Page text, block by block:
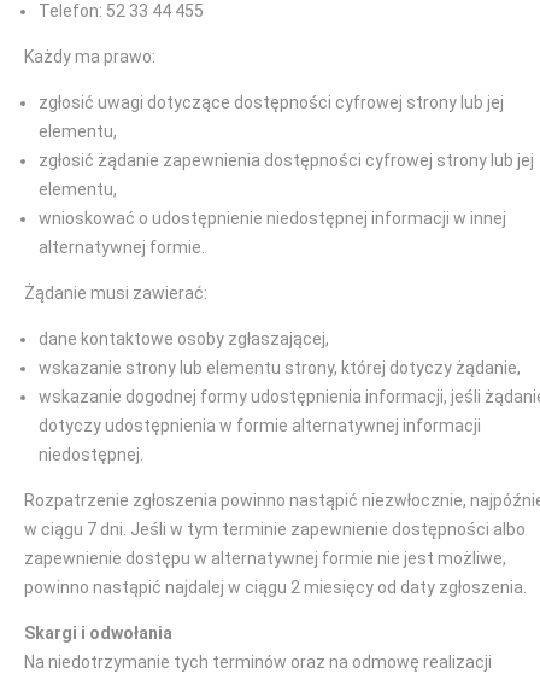
Telefon: 52 33 44 455
Każdy ma prawo:
zgłosić uwagi dotyczące dostępności cyfrowej strony lub jej
elementu,
zgłosić żądanie zapewnienia dostępności cyfrowej strony lub jej
elementu,
wnioskować o udostępnienie niedostępnej informacji w innej
alternatywnej formie.
Żądanie musi zawierać:
dane kontaktowe osoby zgłaszającej,
wskazanie strony lub elementu strony, której dotyczy żądanie,
wskazanie dogodnej formy udostępnienia informacji, jeśli
dotyczy udostępnienia w formie alternatywnej informacji
niedostępnej.
Rozpatrzenie zgłoszenia powinno nastąpić niezwłocznie,
w ciągu 7 dni. Jeśli w tym terminie zapewnienie dostępności albo
zapewnienie dostępu w alternatywnej formie nie jest możliwe,
powinno nastąpić najdalej w ciągu 2 miesięcy od daty zgłoszenia.
Skargi i odwołania
Na niedotrzymanie tych terminów oraz na odmowę realizacji